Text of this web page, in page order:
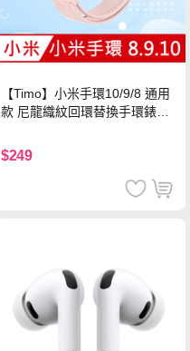
【Timo】小米手環10/9/8 通用
款 尼龍織紋回環替換手環錶帶-
$249